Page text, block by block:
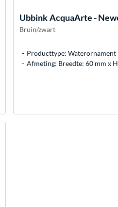
Ubbink AcquaArte -
Bruin/zwart
Producttype: Waterornament
Afmeting: Breedte: 60 mm x